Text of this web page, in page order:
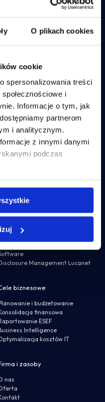
O plikach cookies
cookie
spersonalizowania treści
i
Informacje o tym, jak
partnerom
i analitycznym.
z innymi danymi
podczas
na świecie
– planowanie
JustPerform
Management Lucanet
biznesowe
i budżetowanie
finansowa
ESEF
Intelligence
kosztów IT
i zasoby
nas